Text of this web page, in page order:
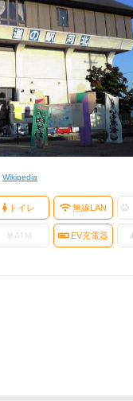
Wikipedia
トイレ 無線LAN
ATM EV充電器